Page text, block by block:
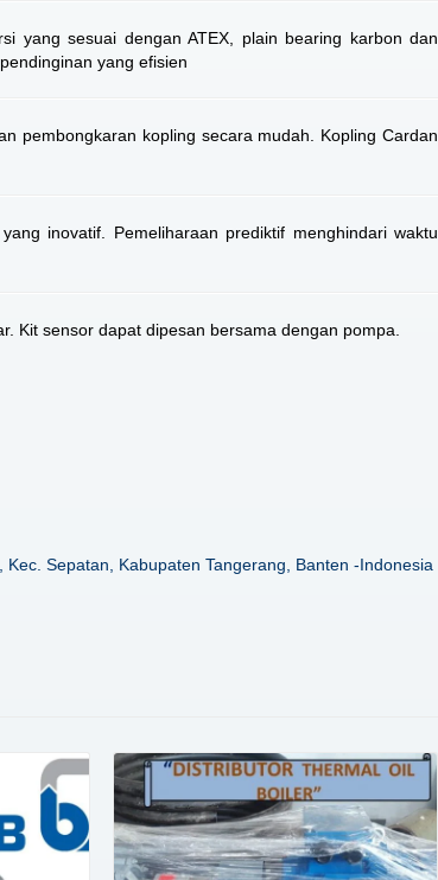
yang sesuai dengan ATEX, plain bearing karbon dan
yang efisien
pembongkaran kopling secara mudah. Kopling Cardan
inovatif. Pemeliharaan prediktif menghindari waktu
Kit sensor dapat dipesan bersama dengan pompa.
Sepatan, Kabupaten Tangerang, Banten -Indonesia
Details